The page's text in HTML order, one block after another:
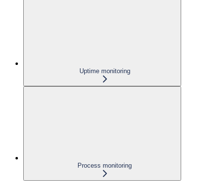
Uptime monitoring
Process monitoring